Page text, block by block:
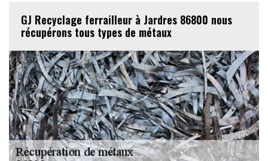
GJ Recyclage ferrailleur à Jardres 86800 nous
récupérons tous types de métaux